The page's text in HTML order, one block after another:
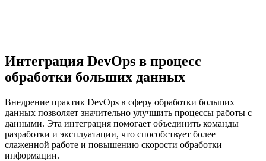
Интеграция DevOps в процесс
обработки больших данных
Внедрение практик DevOps в сферу обработки больших
данных позволяет значительно улучшить процессы работы с
данными. Эта интеграция помогает объединить команды
разработки и эксплуатации, что способствует более
слаженной работе и повышению скорости обработки
информации.